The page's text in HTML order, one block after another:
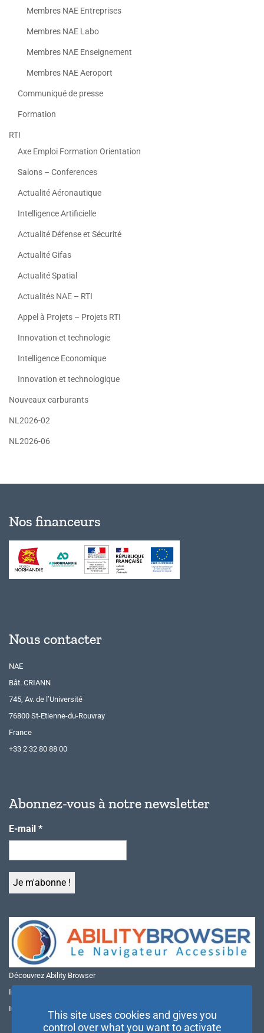
Membres NAE Entreprises
Membres NAE Labo
Membres NAE Enseignement
Membres NAE Aeroport
Communiqué de presse
Formation
RTI
Axe Emploi Formation Orientation
Salons – Conferences
Actualité Aéronautique
Intelligence Artificielle
Actualité Défense et Sécurité
Actualité Gifas
Actualité Spatial
Actualités NAE – RTI
Appel à Projets – Projets RTI
Innovation et technologie
Intelligence Economique
Innovation et technologique
Nouveaux carburants
NL2026-02
NL2026-06
Nos financeurs
Nous contacter
NAE
Bât. CRIANN
745, Av. de l’Université
76800 St-Etienne-du-Rouvray
France
+33 2 32 80 88 00
Abonnez-vous à notre newsletter
E-mail *
Découvrez Ability Browser
Installer Ability Browser sur Windows
Installer Ability Browser sur Mac
This site uses cookies and gives you
control over what you want to activate